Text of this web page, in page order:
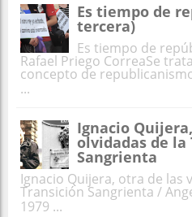
Es tiempo de
tercera)
Es tiempo de
Rafael Priego CorreaSe
concepto de
...
Ignacio
olvidadas de la
Sangrienta
Ignacio Quijera, otra de las
Transición Sangrienta /
1979 ...